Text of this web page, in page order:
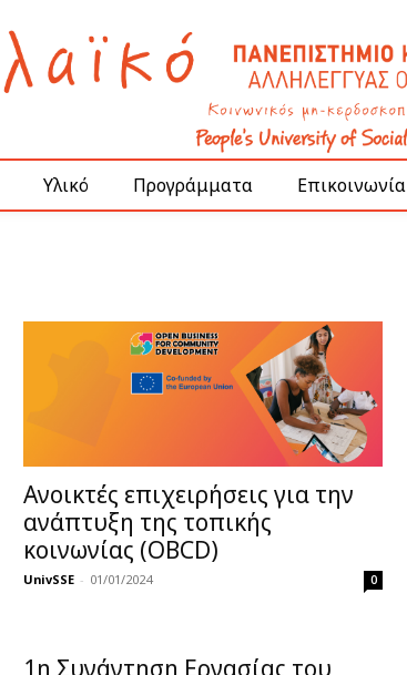
Υλικό Προγράμματα Επικοινωνία
Ανοικτές επιχειρήσεις για την
ανάπτυξη της τοπικής
κοινωνίας (OBCD)
UnivSSE - 01/01/2024 0
1η Συνάντηση Εργασίας του